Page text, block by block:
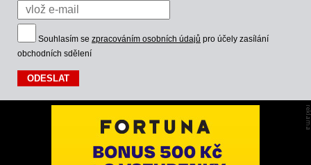
Souhlasím se zpracováním osobních údajů pro účely zasílání
obchodních sdělení